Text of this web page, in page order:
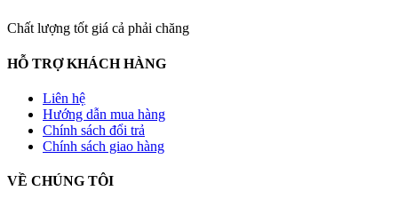
Chất lượng tốt giá cả phải chăng
HỖ TRỢ KHÁCH HÀNG
Liên hệ
Hướng dẫn mua hàng
Chính sách đổi trả
Chính sách giao hàng
VỀ CHÚNG TÔI